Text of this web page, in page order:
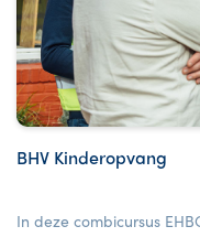
BHV Kinderopvang
In deze combicursus